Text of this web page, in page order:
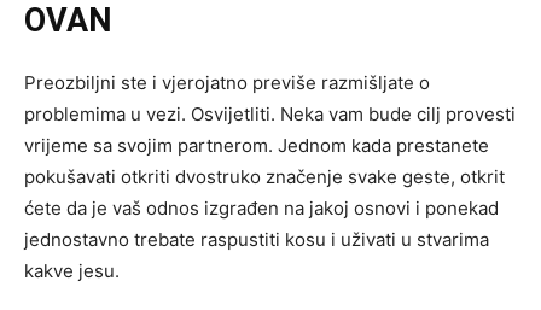
OVAN
Preozbiljni ste i vjerojatno previše razmišljate o
problemima u vezi. Osvijetliti. Neka vam bude cilj provesti
vrijeme sa svojim partnerom. Jednom kada prestanete
pokušavati otkriti dvostruko značenje svake geste, otkrit
ćete da je vaš odnos izgrađen na jakoj osnovi i ponekad
jednostavno trebate raspustiti kosu i uživati ​​u stvarima
kakve jesu.